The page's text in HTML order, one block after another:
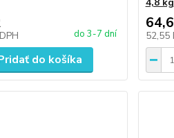
do 3-7 dní
do košíka
52,55